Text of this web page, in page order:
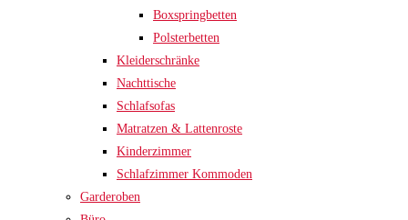
Boxspringbetten
Polsterbetten
Kleiderschränke
Nachttische
Schlafsofas
Matratzen & Lattenroste
Kinderzimmer
Schlafzimmer Kommoden
Garderoben